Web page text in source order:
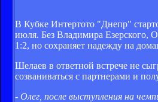
В Кубке Интертото "Днепр"
июля. Без Владимира Езерского,
1:2, но сохраняет надежду на
Шелаев в ответной встрече не
созваниваться с партнерами и
- Олег, после выступления на